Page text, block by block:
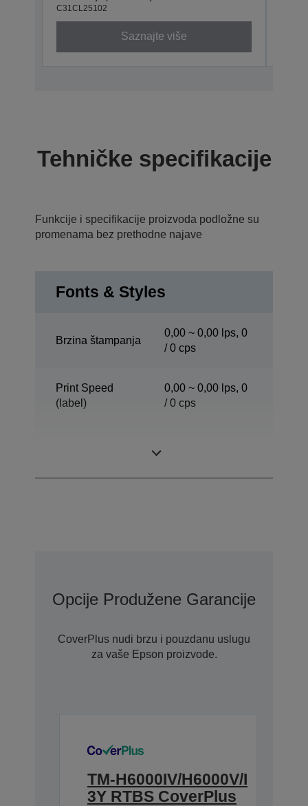
C31CL25102
Saznajte više
Tehničke specifikacije
Funkcije i specifikacije proizvoda podložne su
promenama bez prethodne najave
Fonts & Styles
Brzina štampanja
0,00 ~ 0,00 lps, 0
/ 0 cps
Print Speed
(label)
0,00 ~ 0,00 lps, 0
/ 0 cps
Opcije Produžene Garancije Uz
CoverPlus nudi brzu i pouzdanu uslugu
za vaše Epson proizvode.
TM-H6000IV/H6000V/I
3Y RTBS CoverPlus